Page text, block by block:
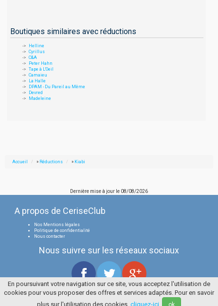
Boutiques similaires avec réductions
Helline
Cyrillus
C&A
Peter Hahn
Tape à L'Oeil
Camaieu
La Halle
DPAM - Du Pareil au Même
Devred
Madeleine
Accueil » Réductions » Kiabi
Dernière mise à jour le 08/08/2026
A propos de CeriseClub
Nos Mentions légales
Politique de confidentialité
Nous contacter
Nous suivre sur les réseaux sociaux
Tous droits réservés
La Cerise Bleue 2006 / 2026
En poursuivant votre navigation sur ce site, vous acceptez l'utilisation de
cookies pour vous proposer des offres et services adaptés. Pour en savoir
plus sur l'utilisation des cookies, cliquez-ici ok